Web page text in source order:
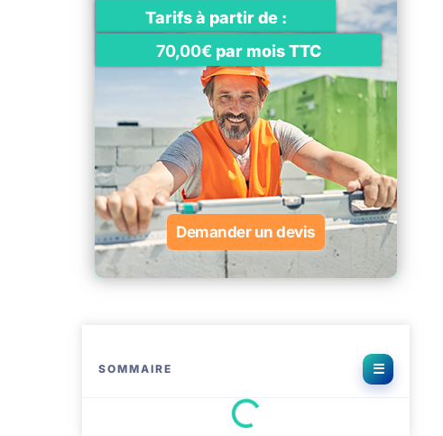
SOMMAIRE
Tarifs à partir de :
70,00€ par mois TTC
Demander un devis